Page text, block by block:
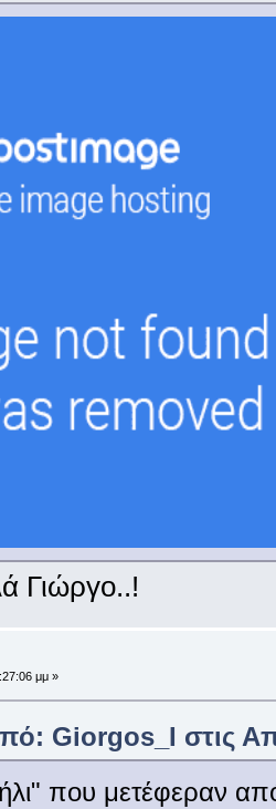
Γιώργο..!
μμ »
Giorgos_I στις
που μετέφεραν